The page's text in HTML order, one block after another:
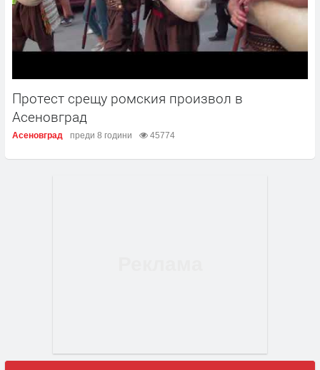
Протест срещу ромския произвол в
Асеновград
Асеновград преди 8 години 45774